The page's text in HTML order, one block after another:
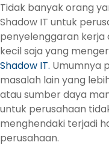
Tidak banyak orang
Shadow IT untuk
penyelenggaran kerja
kecil saja yang
Shadow IT. Umumnya
masalah lain yang
atau sumber daya
untuk perusahaan
menghendaki terjadi
perusahaan.